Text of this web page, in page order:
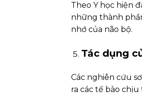
Theo Y học hiện
những thành
nhớ của não bộ.
Tác dụng
Các nghiên cứu
ra các tế bào